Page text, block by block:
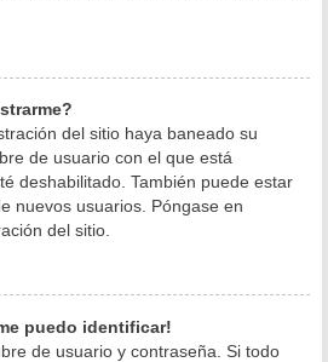
del sitio haya baneado su
de usuario con el que está
deshabilitado. También puede estar
nuevos usuarios. Póngase en
del sitio.
puedo identificar!
de usuario y contraseña. Si todo